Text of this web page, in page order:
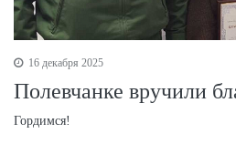
16 декабря 2025
Полевчанке вручили
Гордимся!